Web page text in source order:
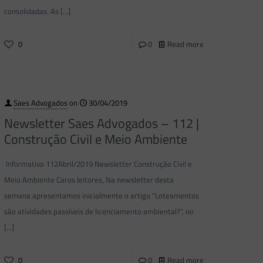
consolidadas. As […]
0 0 Read more
Saes Advogadoson 30/04/2019
Newsletter Saes Advogados – 112 |
Construção Civil e Meio Ambiente
Informativo 112Abril/2019 Newsletter Construção Civil e
Meio Ambiente Caros leitores, Na newsletter desta
semana apresentamos inicialmente o artigo “Loteamentos
são atividades passíveis de licenciamento ambiental?“, no
[…]
0 0 Read more